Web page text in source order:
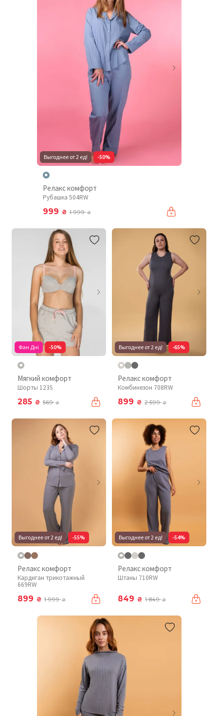
Выгоднее от 2 ед! -50%
Релакс комфорт
Рубашка 504RW
999 ₴ 1 999₴
Фан Дні -50%
Мягкий комфорт
Шорты 123S
285 ₴ 569₴
Выгоднее от 2 ед! -65%
Релакс комфорт
Комбинезон 708RW
899 ₴ 2 599₴
Выгоднее от 2 ед! -55%
Релакс комфорт
Кардиган трикотажный
669RW
899 ₴ 1 999₴
Выгоднее от 2 ед! -54%
Релакс комфорт
Штаны 710RW
849 ₴ 1 849₴